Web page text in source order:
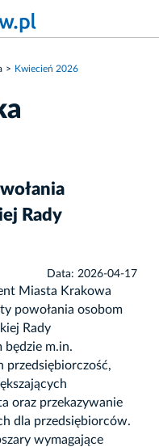
Kwiecień 2026
Rady
Data: 2026-04-17
Miasta Krakowa
powołania osobom
Rady
będzie m.in.
przedsiębiorczość,
oraz przekazywanie
dla przedsiębiorców.
wymagające